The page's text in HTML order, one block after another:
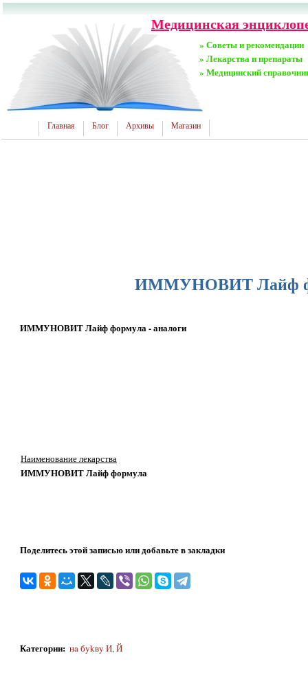
Медицинская
» Советы и рекомендации
» Лекарства и препараты
» Медицинский
Главная Блог Архивы Магазин
ИММУНОВИТ Лайф
ИММУНОВИТ Лайф формула - аналоги
Наименование лекарства
ИММУНОВИТ Лайф формула
Поделитесь этой записью или добавьте в закладки
Категории: нa бykвy И, Й